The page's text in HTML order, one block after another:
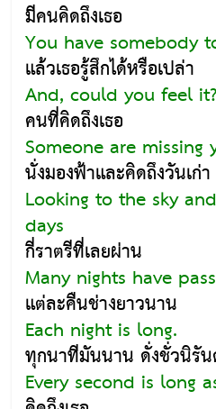
มีคนคิดถึงเธอ
You have somebody
แล้วเธอรู้สึกได้หรือเปล่า
And, could you feel it?
คนที่คิดถึงเธอ
Someone are missing
นั่งมองฟ้าและคิดถึงวันเก่า
Looking to the sky
days
กี่ราตรีที่เลยผ่าน
Many nights have
แต่ละคืนช่างยาวนาน
Each night is long.
ทุกนาทีมันนาน ดั่งชั่วนิรั
Every second is long